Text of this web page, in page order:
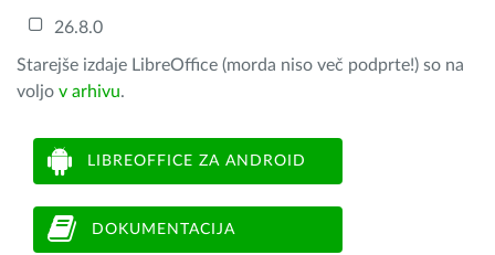
26.8.0
Starejše izdaje LibreOffice (morda niso več podprte!) so na
voljo v arhivu.
LIBREOFFICE ZA ANDROID
DOKUMENTACIJA